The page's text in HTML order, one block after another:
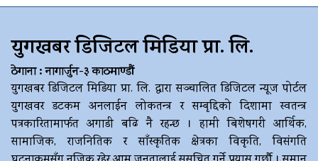
युगखबर डिजिटल मिडिया प्रा. लि.
ठेगाना : नागार्जुन-३ काठमाण्डौं
युगखबर डिजिटल मिडिया प्रा. लि. द्धारा सञ्चालित डिजिटल न्यूज पोर्टल
युगखवर डटकम अनलाईन लोकतन्त्र र सम्बृद्दिको दिशामा स्वतन्त्र
पत्रकारितामार्फत अगाडी बढि नै रहन्छ । हामी बिशेषगरी आर्थिक,
सामाजिक, राजनितिक र साँस्कृतिक क्षेत्रका विकृति, विसंगति